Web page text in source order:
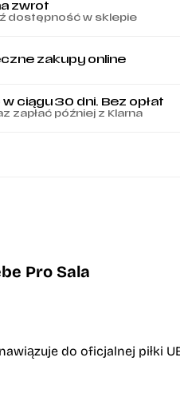
zwrot
dostępność w sklepie
zakupy online
w ciągu 30 dni. Bez opłat
zapłać później z Klarna
Pro Sala
do oficjalnej piłki